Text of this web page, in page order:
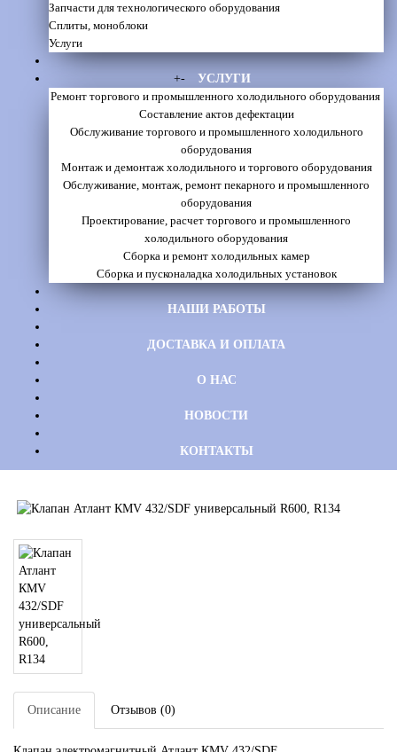
Запчасти для технологического оборудования
Сплиты, моноблоки
Услуги
+-
УСЛУГИ
Ремонт торгового и промышленного холодильного оборудования
Составление актов дефектации
Обслуживание торгового и промышленного холодильного
оборудования
Монтаж и демонтаж холодильного и торгового оборудования
Обслуживание, монтаж, ремонт пекарного и промышленного
оборудования
Проектирование, расчет торгового и промышленного
холодильного оборудования
Сборка и ремонт холодильных камер
Сборка и пусконаладка холодильных установок
НАШИ РАБОТЫ
ДОСТАВКА И ОПЛАТА
О НАС
НОВОСТИ
КОНТАКТЫ
Описание Отзывов (0)